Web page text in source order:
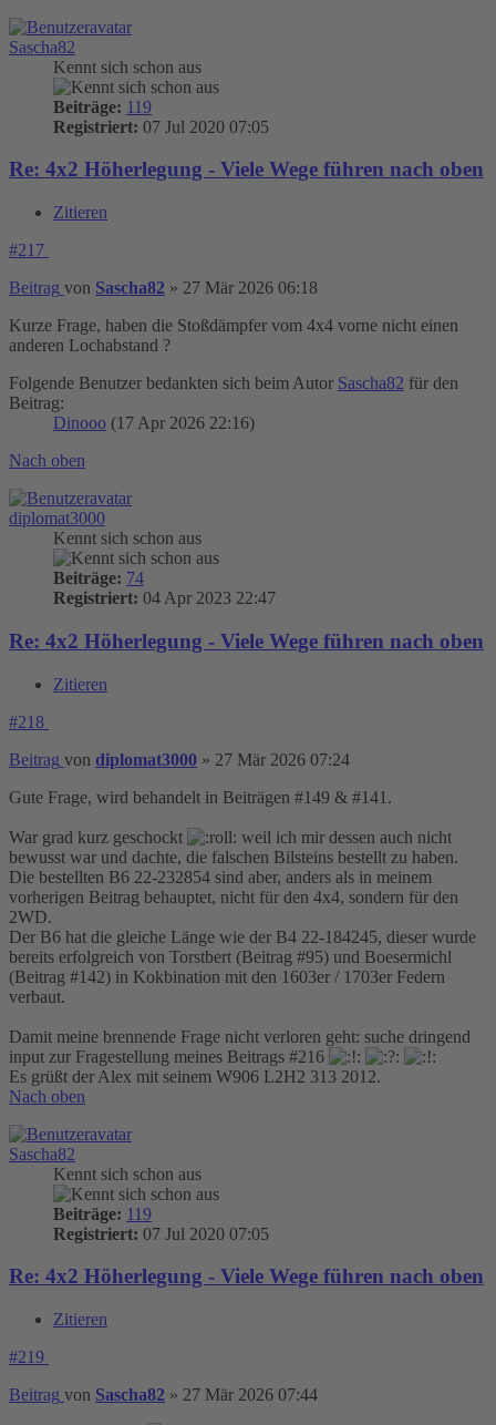
Sascha82
Kennt sich schon aus
Beiträge: 119
Registriert: 07 Jul 2020 07:05
Re: 4x2 Höherlegung - Viele Wege führen nach oben
Zitieren
#217
Beitrag von Sascha82 » 27 Mär 2026 06:18
Kurze Frage, haben die Stoßdämpfer vom 4x4 vorne nicht einen
anderen Lochabstand ?
Folgende Benutzer bedankten sich beim Autor Sascha82 für den
Beitrag:
Dinooo (17 Apr 2026 22:16)
Nach oben
diplomat3000
Kennt sich schon aus
Beiträge: 74
Registriert: 04 Apr 2023 22:47
Re: 4x2 Höherlegung - Viele Wege führen nach oben
Zitieren
#218
Beitrag von diplomat3000 » 27 Mär 2026 07:24
Gute Frage, wird behandelt in Beiträgen #149 & #141.
War grad kurz geschockt
weil ich mir dessen auch nicht
bewusst war und dachte, die falschen Bilsteins bestellt zu haben.
Die bestellten B6 22-232854 sind aber, anders als in meinem
vorherigen Beitrag behauptet, nicht für den 4x4, sondern für den
2WD.
Der B6 hat die gleiche Länge wie der B4 22-184245, dieser wurde
bereits erfolgreich von Torstbert (Beitrag #95) und Boesermichl
(Beitrag #142) in Kokbination mit den 1603er / 1703er Federn
verbaut.
Damit meine brennende Frage nicht verloren geht: suche dringend
input zur Fragestellung meines Beitrags #216
Es grüßt der Alex mit seinem W906 L2H2 313 2012.
Nach oben
Sascha82
Kennt sich schon aus
Beiträge: 119
Registriert: 07 Jul 2020 07:05
Re: 4x2 Höherlegung - Viele Wege führen nach oben
Zitieren
#219
Beitrag von Sascha82 » 27 Mär 2026 07:44